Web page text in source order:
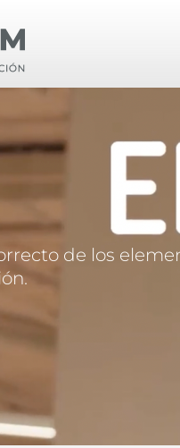
de los